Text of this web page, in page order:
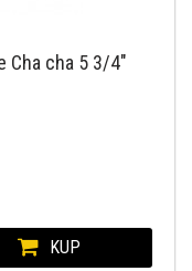
Cha cha 5 3/4"
KUP